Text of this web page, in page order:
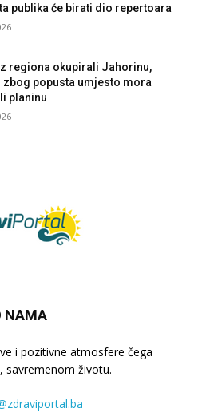
publika će birati dio repertoara
regiona okupirali Jahorinu,
zbog popusta umjesto mora
planinu
NAMA
i pozitivne atmosfere čega
savremenom životu.